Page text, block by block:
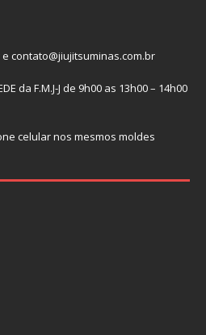
contato@jiujitsuminas.com.br
da F.M.J-J de 9h00 as 13h00 – 14h00
celular nos mesmos moldes